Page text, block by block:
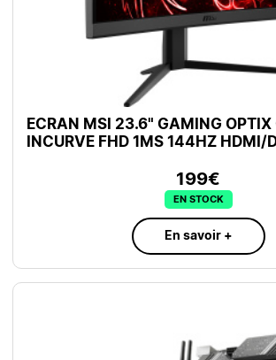
ECRAN MSI 23.6" GAMING
INCURVE FHD 1MS 144HZ HDMI/
199€
EN STOCK
En savoir +